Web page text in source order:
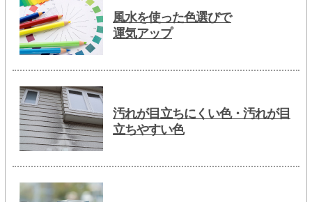
風水を使った色選びで
運気アップ
汚れが目立ちにくい色・汚れが目
立ちやすい色